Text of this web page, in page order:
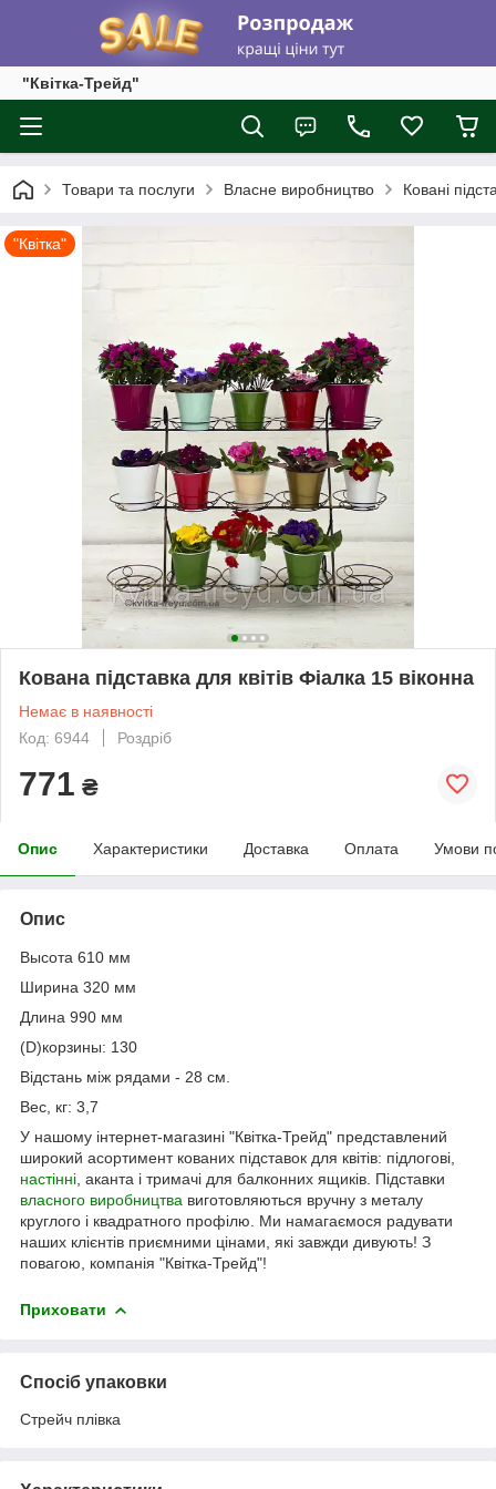
"Квітка-Трейд"
Товари та послуги Власне виробництво Ковані
"Квітка"
Кована підставка для квітів Фіалка 15 віконна
Немає в наявності
Код: 6944
Роздріб
771 ₴
Опис Характеристики Доставка Оплата Умови
Опис
Высота 610 мм
Ширина 320 мм
Длина 990 мм
(D)корзины: 130
Відстань між рядами - 28 см.
Вес, кг: 3,7
У нашому інтернет-магазині "Квітка-Трейд" представлений
широкий асортимент кованих підставок для квітів: підлогові,
настінні , аканта і тримачі для балконних ящиків. Підставки
власного виробництва виготовляються вручну з металу
круглого і квадратного профілю. Ми намагаємося радувати
наших клієнтів приємними цінами, які завжди дивують! З
повагою, компанія "Квітка-Трейд"!
Приховати
Спосіб упаковки
Стрейч плівка